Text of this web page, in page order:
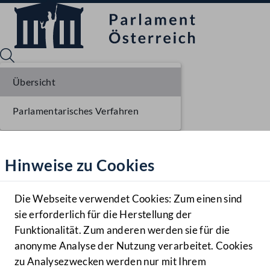
Hilfe
Benutzer
Navigationsmenü öffnen
MENÜ
Hinweise zu Cookies
Die Webseite verwendet Cookies: Zum einen sind
sie erforderlich für die Herstellung der
Funktionalität. Zum anderen werden sie für die
anonyme Analyse der Nutzung verarbeitet. Cookies
zu Analysezwecken werden nur mit Ihrem
Übersicht
Parlamentarisches Verfahren